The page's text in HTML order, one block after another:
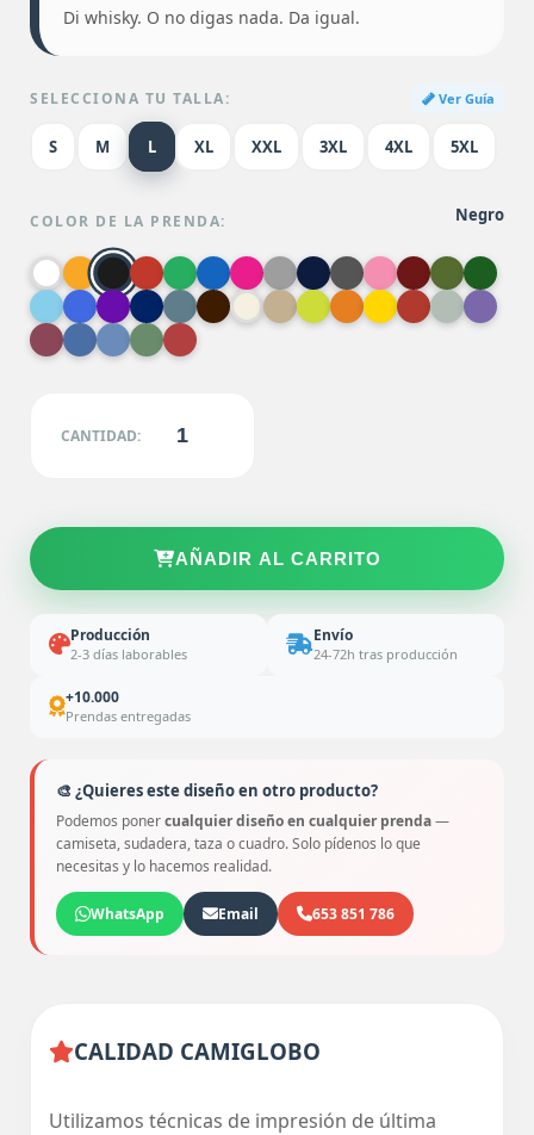
Di whisky. O no digas nada. Da igual.
SELECCIONA TU TALLA: Ver Guía
S M L XL XXL 3XL 4XL 5XL
COLOR DE LA PRENDA: Negro
CANTIDAD:
AÑADIR AL CARRITO
Producción
2-3 días laborables
Envío
24-72h tras producción
+10.000
Prendas entregadas
🎨 ¿Quieres este diseño en otro producto?
Podemos ponercualquier diseño en cualquier prenda—
camiseta, sudadera, taza o cuadro. Solo pídenos lo que
necesitas y lo hacemos realidad.
WhatsApp Email 653 851 786
CALIDAD CAMIGLOBO
Utilizamos técnicas de impresión de última